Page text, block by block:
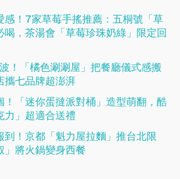
感！7家草莓手搖推薦：五桐號「草
喝，茶湯會「草莓珍珠奶綠」限定回
！「橘色涮涮屋」把餐廳儀式感搬
攜七品牌超澎湃
！「迷你蛋撻派對桶」造型萌翻，酷
力」超適合送禮
到！京都「魁力屋拉麵」推台北限
」將火鍋變身西餐